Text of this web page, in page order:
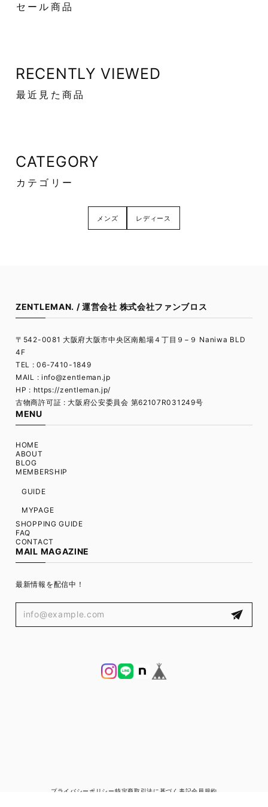
セール商品
RECENTLY VIEWED
最近見た商品
CATEGORY
カテゴリー
メンズ レディース
ZENTLEMAN. / 運営会社 株式会社ファンブロス
〒542-0081 大阪府大阪市中央区南船場４丁目９−９ Naniwa BLD
4F
TEL : 06-7410-1849
MAIL : info@zentleman.jp
HP : https://zentleman.jp/
古物商許可証 : 大阪府公安委員会 第62107R031249号
MENU
HOME
ABOUT
BLOG
MEMBERSHIP
GUIDE
MYPAGE
SHOPPING GUIDE
FAQ
CONTACT
MAIL MAGAZINE
最新情報を配信中！
プライバシーポリシー特定商取引法に基づく表記会員規約